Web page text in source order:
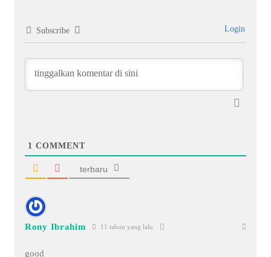
Subscribe Login
1 COMMENT
terbaru
Rony Ibrahim 11 tahun yang lalu
good